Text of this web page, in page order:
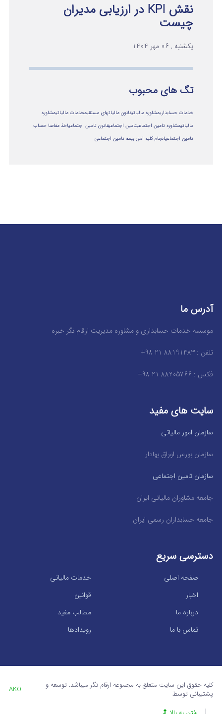
نقش KPI در ارزیابی مدیران
چیست
یکشنبه , 06 مهر 1404
تگ های محبوب
خدمات حسابداریمشاوره مالیاتیقانون مالیاتهای مستقیمخدمات مالیاتیمشاوره
مالياتيمشاوره تامین اجتماعیتامین اجتماعیقانون تامین اجتماعیاخذ مفاصا حساب
تامین اجتماعیانجام کلیه امور بیمه تامین اجتماعی
آدرس ما
موسسه خدمات حسابداری و مشاوره مدیریت ارقام نگر خبره
تلفن : 88191483 21 98+
فکس : 88205766 21 98+
سایت های مفید
سازمان امور مالیاتی
سازمان بورس اوراق بهادار
سازمان تامین اجتماعی
جامعه مشاوران مالیاتی ایران
جامعه حسابداران رسمی ایران
دسترسی سریع
خدمات مالیاتی
صفحه اصلی
قوانین
اخبار
مطالب مفید
درباره ما
رویدادها
تماس با ما
کلیه حقوق این سایت متعلق به مجموعه ارقام نگر میباشد. توسعه و
پشتیبانی توسط
AKO